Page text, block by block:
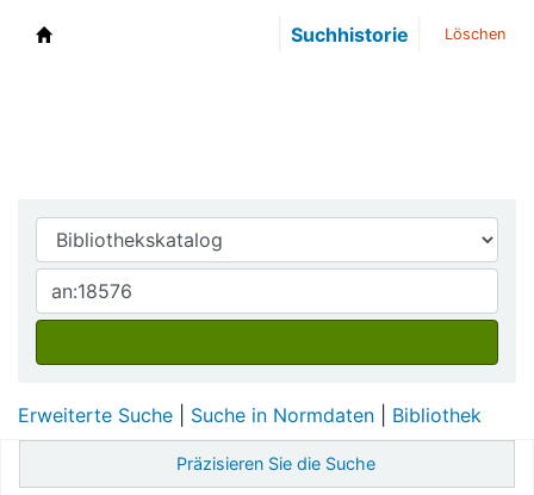
Suchhistorie Löschen
Erweiterte Suche Suche in Normdaten Bibliothek
Präzisieren Sie die Suche